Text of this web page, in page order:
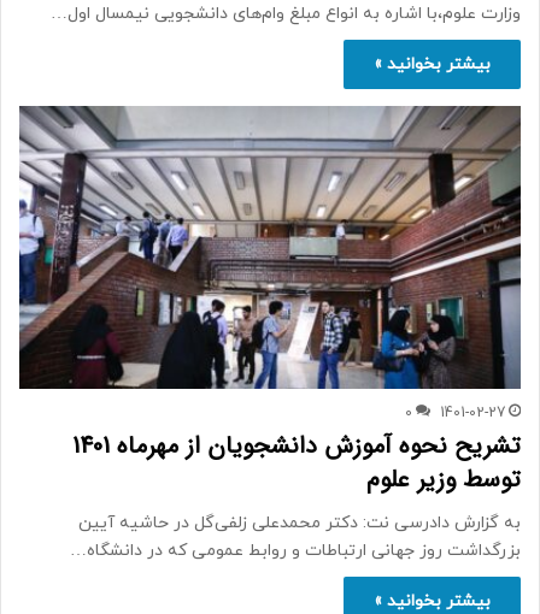
وزارت علوم،با اشاره به انواع مبلغ وام‌های دانشجویی نیمسال اول…
بیشتر بخوانید »
1401-02-27
0
تشریح نحوه آموزش دانشجویان از مهرماه 1401
توسط وزیر علوم
به گزارش دادرسی نت: دکتر محمدعلی زلفی‌گل در حاشیه آیین
بزرگداشت روز جهانی ارتباطات و روابط عمومی که در دانشگاه…
بیشتر بخوانید »